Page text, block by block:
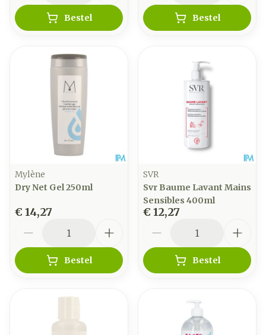
Bestel Bestel
Mylène
Dry Net Gel 250ml
€ 14,27
Bestel
SVR
Svr Baume Lavant Mains
Sensibles 400ml
€ 12,27
Bestel